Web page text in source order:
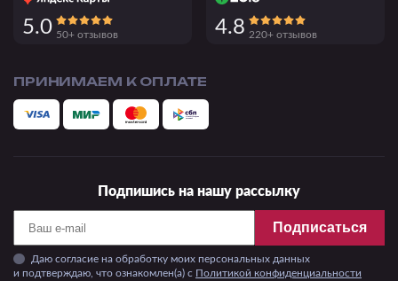
Подпишись на нашу рассылку
Подписаться
Даю согласие на обработку моих персональных данных
и подтверждаю, что ознакомлен(а) с Политикой конфиденциальности
5.0 50+ отзывов 4.8 220+ отзывов
ПРИНИМАЕМ К ОПЛАТЕ